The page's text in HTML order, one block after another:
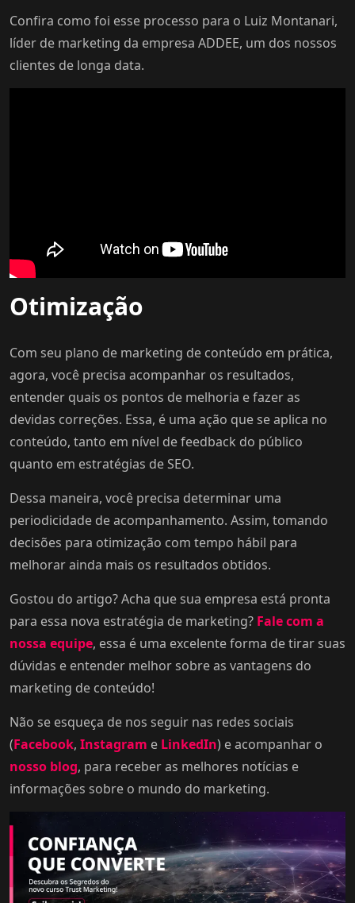
Confira como foi esse processo para o Luiz Montanari,
líder de marketing da empresa ADDEE, um dos nossos
clientes de longa data.
Otimização
Com seu plano de marketing de conteúdo em prática,
agora, você precisa acompanhar os resultados,
entender quais os pontos de melhoria e fazer as
devidas correções. Essa, é uma ação que se aplica no
conteúdo, tanto em nível de feedback do público
quanto em estratégias de SEO.
Dessa maneira, você precisa determinar uma
periodicidade de acompanhamento. Assim, tomando
decisões para otimização com tempo hábil para
melhorar ainda mais os resultados obtidos.
Gostou do artigo? Acha que sua empresa está pronta
para essa nova estratégia de marketing? Fale com a
nossa equipe, essa é uma excelente forma de tirar suas
dúvidas e entender melhor sobre as vantagens do
marketing de conteúdo!
Não se esqueça de nos seguir nas redes sociais
(Facebook, Instagram e LinkedIn) e acompanhar o
nosso blog, para receber as melhores notícias e
informações sobre o mundo do marketing.